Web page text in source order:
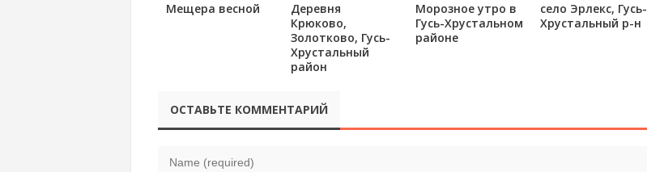
Мещера весной
Деревня
Крюково,
Золотково, Гусь-
Хрустальный
район
Морозное утро в
Гусь-Хрустальном
районе
село Эрлекс, Гусь-
Хрустальный р-н
ОСТАВЬТЕ КОММЕНТАРИЙ